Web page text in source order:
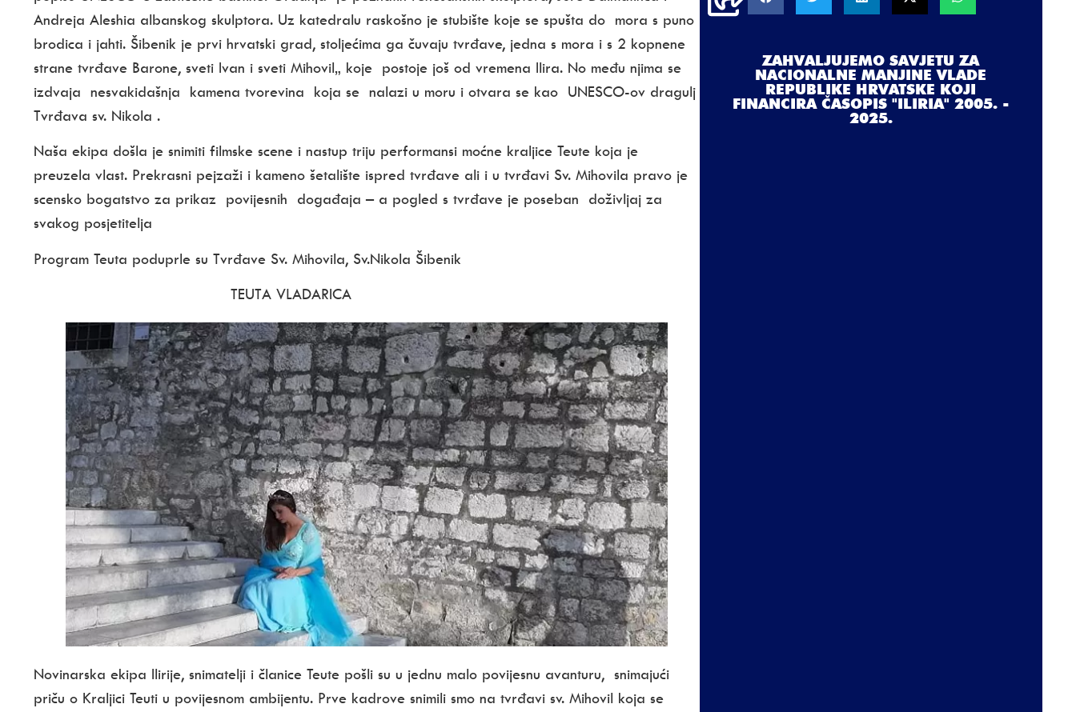
Andreja Aleshia albanskog skulptora. Uz katedralu raskošno je stubište koje se spušta do mora s puno
brodica i jahti. Šibenik je prvi hrvatski grad, stoljećima ga čuvaju tvrđave, jedna s mora i s 2 kopnene
strane tvrđave Barone, sveti Ivan i sveti Mihovil„ koje postoje još od vremena Ilira. No među njima se
izdvaja nesvakidašnja kamena tvorevina koja se nalazi u moru i otvara se kao UNESCO-ov dragulj
Tvrđava sv. Nikola .
Naša ekipa došla je snimiti filmske scene i nastup triju performansi moćne kraljice Teute koja je
preuzela vlast. Prekrasni pejzaži i kameno šetalište ispred tvrđave ali i u tvrđavi Sv. Mihovila pravo je
scensko bogatstvo za prikaz povijesnih događaja – a pogled s tvrđave je poseban doživljaj za
svakog posjetitelja
Program Teuta poduprle su Tvrđave Sv. Mihovila, Sv.Nikola Šibenik
TEUTA VLADARICA
Novinarska ekipa Ilirije, snimatelji i članice Teute pošli su u jednu malo povijesnu avanturu, snimajući
priču o Kraljici Teuti u povijesnom ambijentu. Prve kadrove snimili smo na tvrđavi sv. Mihovil koja se
ZAHVALJUJEMO SAVJETU ZA
NACIONALNE MANJINE VLADE
REPUBLIKE HRVATSKE KOJI
FINANCIRA ČASOPIS "ILIRIA" 2005. -
2025.